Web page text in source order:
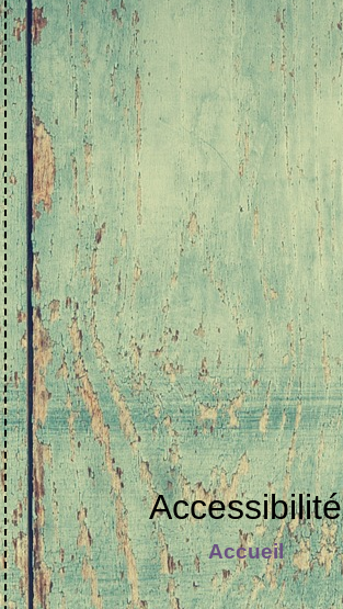
Accessibilité
Accueil